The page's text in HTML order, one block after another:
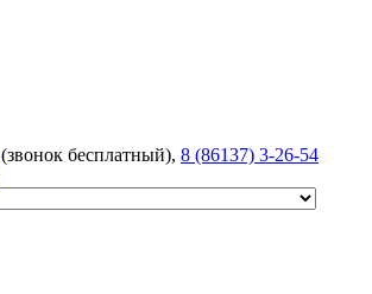
(звонок бесплатный), 8 (86137) 3-26-54